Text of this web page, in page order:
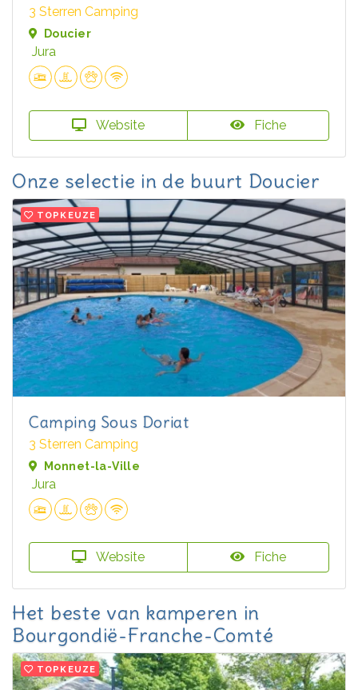
3 Sterren Camping
Doucier
Jura
Website Fiche
Onze selectie in de buurt Doucier
TOPKEUZE
Camping Sous Doriat
3 Sterren Camping
Monnet-la-Ville
Jura
Website Fiche
Het beste van kamperen in
Bourgondië-Franche-Comté
TOPKEUZE